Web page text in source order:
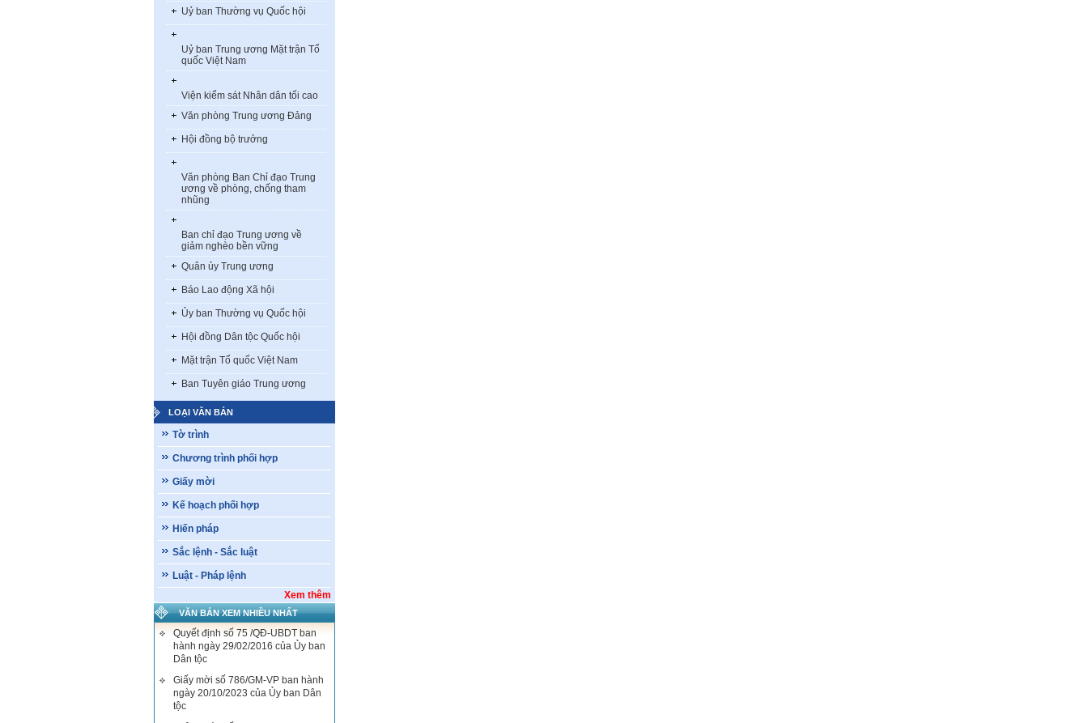
Uỷ ban Thường vụ Quốc hội
Uỷ ban Trung ương Mặt trận Tổ
quốc Việt Nam
Viện kiểm sát Nhân dân tối cao
Văn phòng Trung ương Đảng
Hội đồng bộ trưởng
Văn phòng Ban Chỉ đạo Trung
ương về phòng, chống tham
nhũng
Ban chỉ đạo Trung ương về
giảm nghèo bền vững
Quân ủy Trung ương
Báo Lao động Xã hội
Ủy ban Thường vụ Quốc hội
Hội đồng Dân tộc Quốc hội
Mặt trận Tổ quốc Việt Nam
Ban Tuyên giáo Trung ương
LOẠI VĂN BẢN
Tờ trình
Chương trình phối hợp
Giấy mời
Kế hoạch phối hợp
Hiến pháp
Sắc lệnh - Sắc luật
Luật - Pháp lệnh
Xem thêm
VĂN BẢN XEM NHIỀU NHẤT
Quyết định số 75 /QĐ-UBDT ban
hành ngày 29/02/2016 của Ủy ban
Dân tộc
Giấy mời số 786/GM-VP ban hành
ngày 20/10/2023 của Ủy ban Dân
tộc